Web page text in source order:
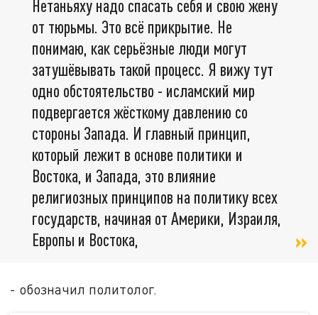
Нетаньяху надо спасать себя и свою жену
от тюрьмы. Это всё прикрытие. Не
понимаю, как серьёзные люди могут
затушёвывать такой процесс. Я вижу тут
одно обстоятельство - исламский мир
подвергается жёсткому давлению со
стороны Запада. И главный принцип,
который лежит в основе политики и
Востока, и Запада, это влияние
религиозных принципов на политику всех
государств, начиная от Америки, Израиля,
Европы и Востока,
- обозначил политолог.